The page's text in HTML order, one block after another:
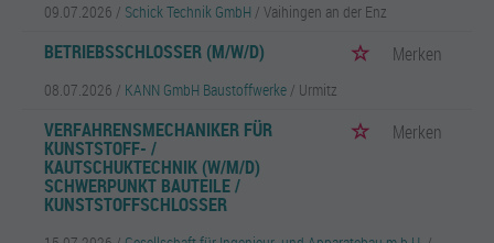
09.07.2026 / Schick Technik GmbH / Vaihingen an der Enz
BETRIEBSSCHLOSSER (M/W/D) Merken
08.07.2026 / KANN GmbH Baustoffwerke / Urmitz
VERFAHRENSMECHANIKER FÜR
KUNSTSTOFF- /
KAUTSCHUKTECHNIK (W/M/D)
SCHWERPUNKT BAUTEILE /
KUNSTSTOFFSCHLOSSER
Merken